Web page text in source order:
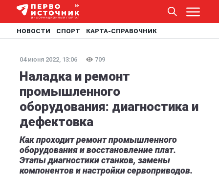
НОВОСТИ СПОРТ КАРТА-СПРАВОЧНИК
04 июня 2022, 13:06 709
Наладка и ремонт
промышленного
оборудования: диагностика и
дефектовка
Как проходит ремонт промышленного
оборудования и восстановление плат.
Этапы диагностики станков, замены
компонентов и настройки сервоприводов.